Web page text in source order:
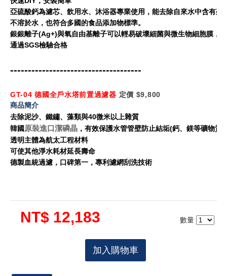
亞硫酸鈣為濾芯、飲用水、沐浴器專業使用，能去除自來水中含有
不溶於水，也符合多國的食品添加物標準。
銀銀離子(Ag+)與氧自由基離子可以輕易破壞細菌與微生物細胞膜，
通過SGS檢驗合格
-------------------------------------
GT-04 德國全戶水塔前置過濾器 定價 $9,800
商品簡介
去除泥沙、鐵鏽、藻類與40微米以上雜質
韓國 原裝進口潔磷晶 ，有效保護水管管壁防止結垢(鈣、鎂等礦物質)
透明主體為航太工程材料
可使其他淨水耗材延長壽命
德製血統過濾，口碑第一，專利濾網刮洗技術
NT$ 12,183 數量
加入購物車